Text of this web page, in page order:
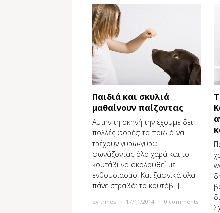
Παιδιά και σκυλιά
μαθαίνουν παίζοντας
Αυτήν τη σκηνή την έχουμε δει
πολλές φορές: τα παιδιά να
τρέχουν γύρω-γύρω
φωνάζοντας όλο χαρά και το
κουτάβι να ακολουθεί με
ενθουσιασμό. Και ξαφνικά όλα
πάνε στραβά: το κουτάβι […]
by trihes 17/11/2014 0 comments